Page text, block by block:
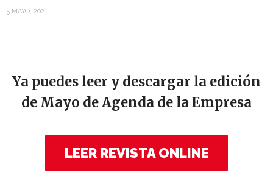
5 MAYO, 2021
Ya puedes leer y descargar la edición
de Mayo de Agenda de la Empresa
LEER REVISTA ONLINE